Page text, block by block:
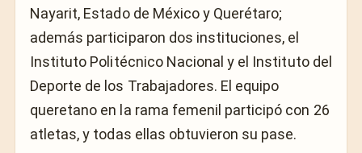
Nayarit, Estado de México y Querétaro;
además participaron dos instituciones, el
Instituto Politécnico Nacional y el Instituto del
Deporte de los Trabajadores. El equipo
queretano en la rama femenil participó con 26
atletas, y todas ellas obtuvieron su pase.